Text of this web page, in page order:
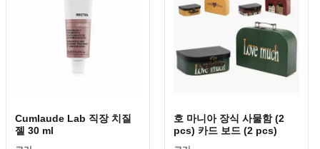
Cumlaude Lab 직장 치질
젤 30 ml
호 마니아 장식 사물함 (2
pcs) 카드 보드 (2 pcs)